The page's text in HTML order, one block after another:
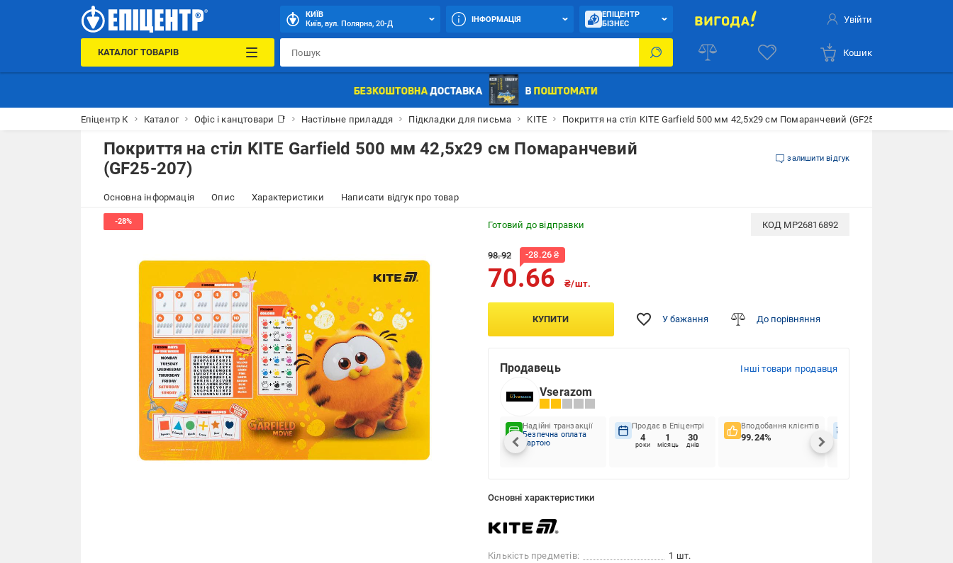
КИЇВ
Київ, вул. Полярна, 20-Д
ІНФОРМАЦІЯ
ЕПІЦЕНТР
БІЗНЕС
Увійти
КАТАЛОГ ТОВАРІВ Кошик
Епіцентр К Каталог Офіс і канцтовари 📑 Настільне приладдя Підкладки для письма KITE Покриття на стіл KITE Garfield 500 мм 42,5х29 см Помаранчевий (GF25-207)
Покриття на стіл KITE Garfield 500 мм 42,5х29 см Помаранчевий
(GF25-207)
залишити відгук
Основна інформація Опис Характеристики Написати відгук про товар
Готовий до відправки КОД MP26816892
98.92 -28.26 ₴
70.66 ₴/шт.
КУПИТИ У бажання До порівняння
Продавець Інші товари продавця
Vserazom
Надійні транзакції
Безпечна оплата
картою
Продає в Епіцентрі
4
роки
1
місяць
30
днів
Вподобання клієнтів
99.24%
Основні характеристики
Кількість предметів:
1 шт.